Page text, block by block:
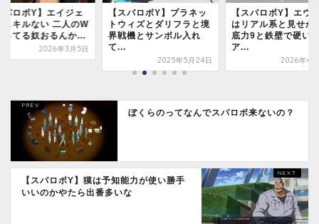
パロボY】プラネッ
ィズとダリフラと境
機とサンボル入れ
2025年5月24日
【スパロボY】エウレカ
はリアル系と見せかけて
底力9と鉄壁で硬いエ
ア...
2026年4月26日
『スーパーロボット
Y』無料アップデー
スキルEX追加、バ
ぼくらのってなんでスパロボ来ないの？
【スパロボY】獏は予知能力が使い勝手
いいのかやたら出番多いな